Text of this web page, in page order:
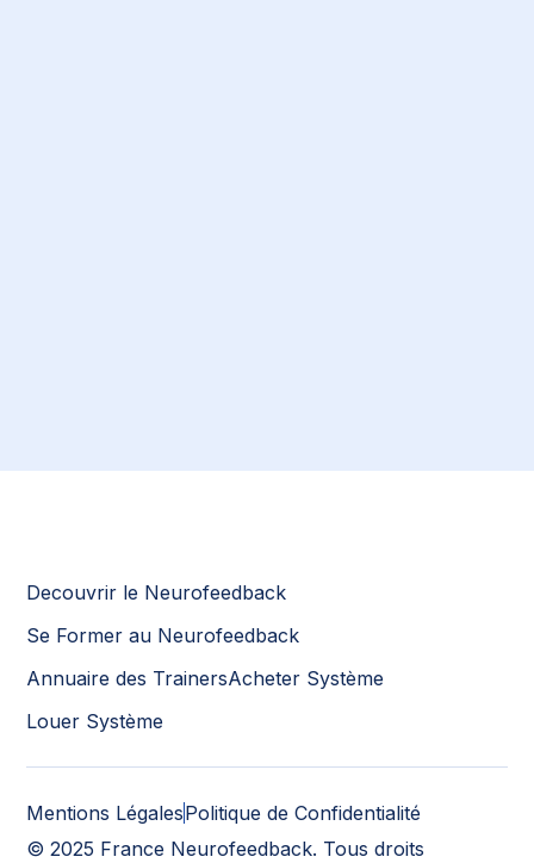
Decouvrir le Neurofeedback
Se Former au Neurofeedback
Annuaire des TrainersAcheter Système
Louer Système
© 2025 France Neurofeedback. Tous droits
Mentions LégalesPolitique de Confidentialité